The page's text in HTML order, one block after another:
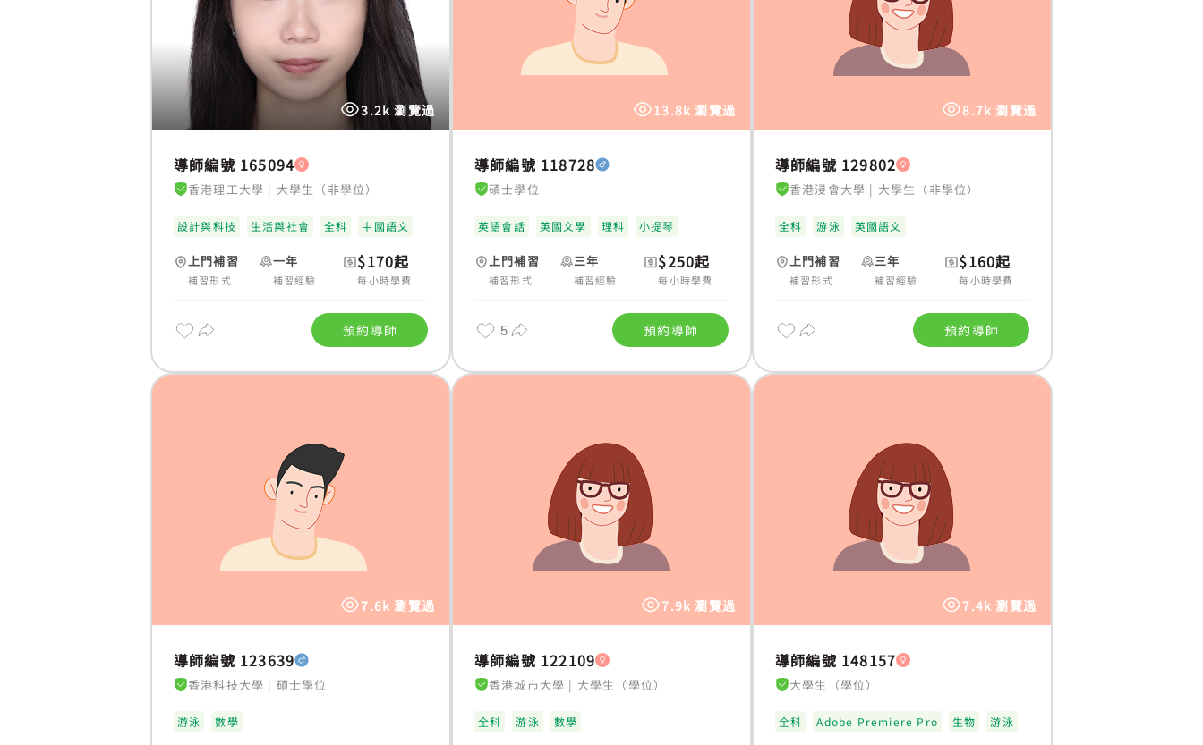
3.2k 瀏覽過
導師編號 165094
香港理工大學 | 大學生（非學位）
設計與科技 生活與社會 全科 中國語文
上門補習
補習形式
一年
補習經驗
$170起
每小時學費
預約導師
13.8k 瀏覽過
導師編號 118728
碩士學位
英語會話 英國文學 理科 小提琴
上門補習
補習形式
三年
補習經驗
$250起
每小時學費
5 預約導師
8.7k 瀏覽過
導師編號 129802
香港浸會大學 | 大學生（非學位）
全科 游泳 英國語文
上門補習
補習形式
三年
補習經驗
$160起
每小時學費
預約導師
7.6k 瀏覽過
導師編號 123639
香港科技大學 | 碩士學位
游泳 數學
7.9k 瀏覽過
導師編號 122109
香港城市大學 | 大學生（學位）
全科 游泳 數學
7.4k 瀏覽過
導師編號 148157
大學生（學位）
全科 Adobe Premiere Pro 生物 游泳